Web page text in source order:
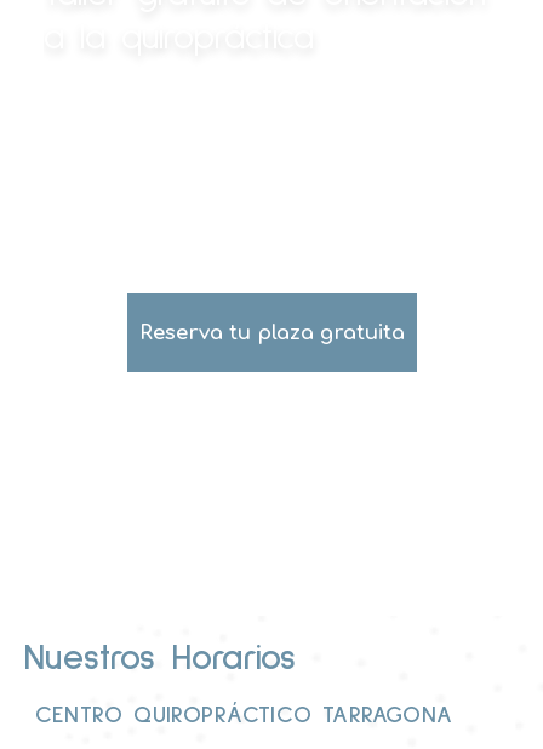
Reserva tu plaza gratuita
Nuestros Horarios
CENTRO QUIROPRÁCTICO TARRAGONA